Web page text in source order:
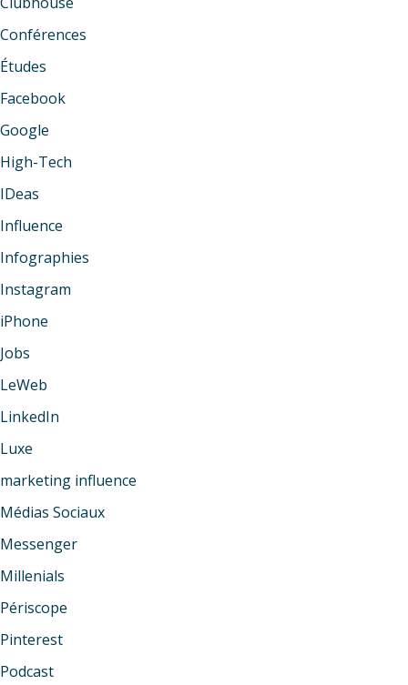
Conférences
Études
Facebook
Google
High-Tech
IDeas
Influence
Infographies
Instagram
iPhone
Jobs
LeWeb
LinkedIn
Luxe
marketing influence
Médias Sociaux
Messenger
Millenials
Périscope
Pinterest
Podcast